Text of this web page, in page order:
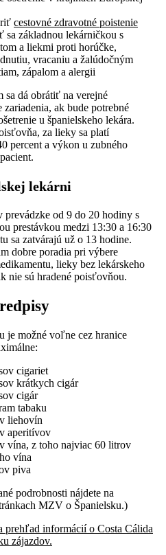
cestovné zdravotné poistenie
sa základnou lekárničkou s
a liekmi proti horúčke,
vracaniu a žalúdočným
zápalom a alergii
sa dá obrátiť na verejné
zariadenia, ak bude potrebné
u španielskeho lekára.
za lieky sa platí
percent a výkon u zubného
lekárni
prevádzke od 9 do 20 hodiny s
prestávkou medzi 13:30 a 16:30
sa zatvárajú už o 13 hodine.
dobre poradia pri výbere
lieky bez lekárskeho
nie sú hradené poisťovňou.
je možné voľne cez hranice
cigariet
krátkych cigár
cigár
tabaku
liehovín
aperitívov
vína, z toho najviac 60 litrov
vína
piva
podrobnosti nájdete na
MZV o Španielsku.)
prehľad informácií o Costa Cálida
zájazdov.